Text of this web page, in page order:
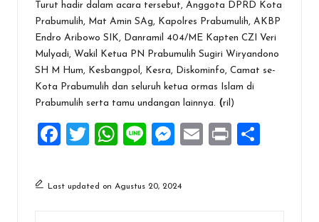
Turut hadir dalam acara tersebut, Anggota DPRD Kota
Prabumulih, Mat Amin SAg, Kapolres Prabumulih, AKBP
Endro Aribowo SIK, Danramil 404/ME Kapten CZI Veri
Mulyadi, Wakil Ketua PN Prabumulih Sugiri Wiryandono
SH M Hum, Kesbangpol, Kesra, Diskominfo, Camat se-
Kota Prabumulih dan seluruh ketua ormas Islam di
Prabumulih serta tamu undangan lainnya. (ril)
F
ce
T
tt
W
at
Li
e
M
se
E
Pr
Last updated on Agustus 20, 2024